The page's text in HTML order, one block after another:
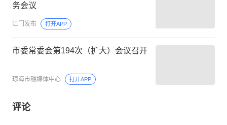
务会议
江门发布 打开APP
市委常委会第194次（扩大）会议召开
琼海市融媒体中心 打开APP
评论